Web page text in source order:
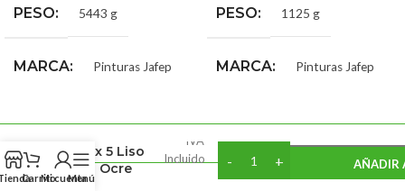
PESO 5443 g
MARCA Pinturas Jafep
PESO 1125 g
MARCA Pinturas Jafep
CarritoMi cuenta
Menú
Petrex 5 Liso
Jafep Ocre
Bahía 15 lts.
80,00€
IVA
Incluido
AÑADIR